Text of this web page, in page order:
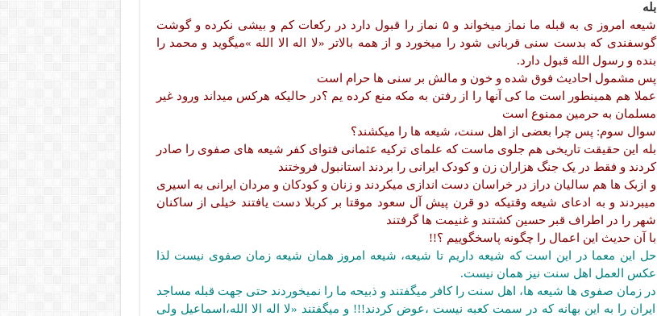
بله
شیعه امروز ی به قبله ما نماز میخواند و ۵ نماز را قبول دارد در رکعات کم و بیشی نکرده و گوشت
گوسفندی که بدست سنی قربانی شود را میخورد و از همه بالاتر «لا اله الا الله »میگوید و محمد را
بنده و رسول الله قبول دارد.
پس مشمول احادیث فوق شده و خون و مالش بر سنی ها حرام است
عملا هم همینطور است ما کی آنها را از رفتن به مکه منع کرده یم ؟در حالیکه هرکس میداند ورود غیر
مسلمان به حرمین ممنوع است
سوال سوم: پس چرا بعضی از اهل سنت، شیعه ها را میکشند؟
بله این حقیقت تاریخی هم جلوی ماست که علمای ترکیه عثمانی فتوای کفر شیعه های صفوی را صادر
کردند و فقط در یک جنگ هزاران زن و کودک ایرانی را بردند استانبول فروختند
و ازبک ها هم سالیان دراز در خراسان دست اندازی میکردند و زنان و کودکان و مردان ایرانی به اسیری
میبردند و به ادعای شیعه وقتیکه دو قرن پیش آل سعود موقتا بر کربلا دست یافتند خیلی از ساکنان
شهر را در اطراف قبر حسین کشتند و غنیمت ها گرفتند
با آن حدیث این اعمال را چگونه پاسخگوییم ؟!!
حل این معما در این است که شیعه داریم تا شیعه، شیعه امروز همان شیعه زمان صفوی نیست لذا
عکس العمل اهل سنت نیز همان نیست.
در زمان صفوی ها شیعه ها، اهل سنت را کافر میگفتند و ذبیحه ما را نمیخوردند حتی جهت قبله مساجد
ایران را به این بهانه که در سمت کعبه نیست ،عوض کردند!!! و میگفتند «لا اله الا الله،اسماعیل ولی